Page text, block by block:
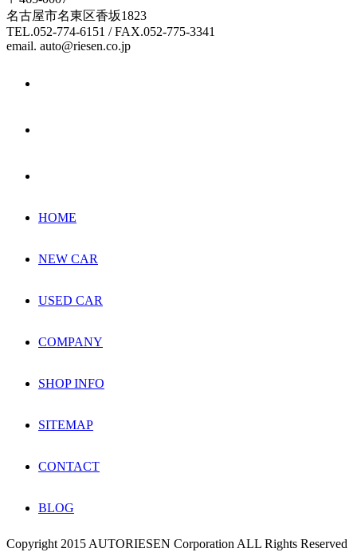
名古屋市名東区香坂1823
TEL.052-774-6151 / FAX.052-775-3341
email. auto@riesen.co.jp
HOME
NEW CAR
USED CAR
COMPANY
SHOP INFO
SITEMAP
CONTACT
BLOG
Copyright 2015 AUTORIESEN Corporation ALL Rights Reserved